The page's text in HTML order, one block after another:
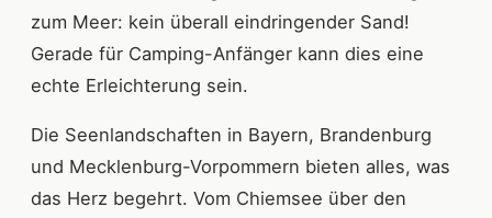
zum Meer: kein überall eindringender Sand!
Gerade für Camping-Anfänger kann dies eine
echte Erleichterung sein.
Die Seenlandschaften in Bayern, Brandenburg
und Mecklenburg-Vorpommern bieten alles, was
das Herz begehrt. Vom Chiemsee über den